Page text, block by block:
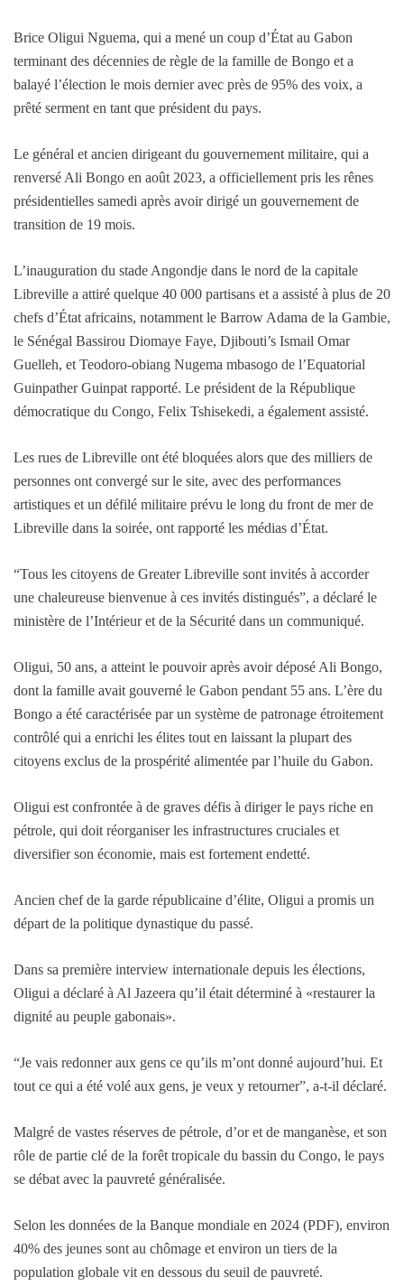
Brice Oligui Nguema, qui a mené un coup d’État au Gabon
terminant des décennies de règle de la famille de Bongo et a
balayé l’élection le mois dernier avec près de 95% des voix, a
prêté serment en tant que président du pays.
Le général et ancien dirigeant du gouvernement militaire, qui a
renversé Ali Bongo en août 2023, a officiellement pris les rênes
présidentielles samedi après avoir dirigé un gouvernement de
transition de 19 mois.
L’inauguration du stade Angondje dans le nord de la capitale
Libreville a attiré quelque 40 000 partisans et a assisté à plus de 20
chefs d’État africains, notamment le Barrow Adama de la Gambie,
le Sénégal Bassirou Diomaye Faye, Djibouti’s Ismail Omar
Guelleh, et Teodoro-obiang Nugema mbasogo de l’Equatorial
Guinpather Guinpat rapporté. Le président de la République
démocratique du Congo, Felix Tshisekedi, a également assisté.
Les rues de Libreville ont été bloquées alors que des milliers de
personnes ont convergé sur le site, avec des performances
artistiques et un défilé militaire prévu le long du front de mer de
Libreville dans la soirée, ont rapporté les médias d’État.
“Tous les citoyens de Greater Libreville sont invités à accorder
une chaleureuse bienvenue à ces invités distingués”, a déclaré le
ministère de l’Intérieur et de la Sécurité dans un communiqué.
Oligui, 50 ans, a atteint le pouvoir après avoir déposé Ali Bongo,
dont la famille avait gouverné le Gabon pendant 55 ans. L’ère du
Bongo a été caractérisée par un système de patronage étroitement
contrôlé qui a enrichi les élites tout en laissant la plupart des
citoyens exclus de la prospérité alimentée par l’huile du Gabon.
Oligui est confrontée à de graves défis à diriger le pays riche en
pétrole, qui doit réorganiser les infrastructures cruciales et
diversifier son économie, mais est fortement endetté.
Ancien chef de la garde républicaine d’élite, Oligui a promis un
départ de la politique dynastique du passé.
Dans sa première interview internationale depuis les élections,
Oligui a déclaré à Al Jazeera qu’il était déterminé à «restaurer la
dignité au peuple gabonais».
“Je vais redonner aux gens ce qu’ils m’ont donné aujourd’hui. Et
tout ce qui a été volé aux gens, je veux y retourner”, a-t-il déclaré.
Malgré de vastes réserves de pétrole, d’or et de manganèse, et son
rôle de partie clé de la forêt tropicale du bassin du Congo, le pays
se débat avec la pauvreté généralisée.
Selon les données de la Banque mondiale en 2024 (PDF), environ
40% des jeunes sont au chômage et environ un tiers de la
population globale vit en dessous du seuil de pauvreté.